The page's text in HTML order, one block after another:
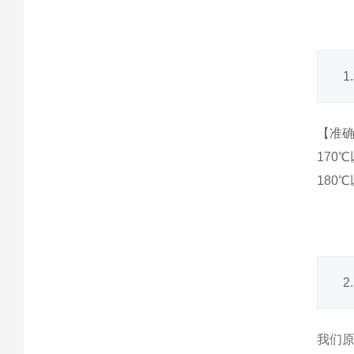
【准
170℃
180℃
我们